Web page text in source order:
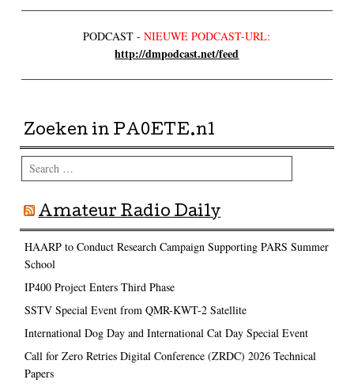
PODCAST -NIEUWE PODCAST-URL:
http://dmpodcast.net/feed
Zoeken in PA0ETE.nl
Search
Amateur Radio Daily
HAARP to Conduct Research Campaign Supporting PARS Summer
School
IP400 Project Enters Third Phase
SSTV Special Event from QMR-KWT-2 Satellite
International Dog Day and International Cat Day Special Event
Call for Zero Retries Digital Conference (ZRDC) 2026 Technical
Papers